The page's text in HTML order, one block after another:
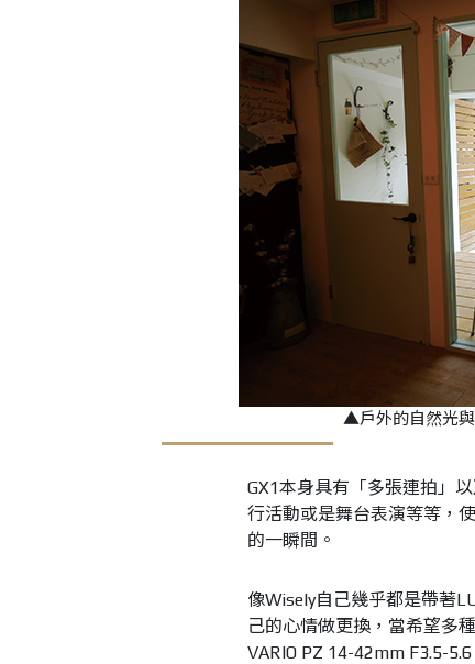
▲戶外的自然光與
GX1本身具有「多張連拍」
行活動或是舞台表演等等，
的一瞬間。
像Wisely自己幾乎都是帶著
己的心情做更換，當希望多
VARIO PZ 14-42mm F3.5-